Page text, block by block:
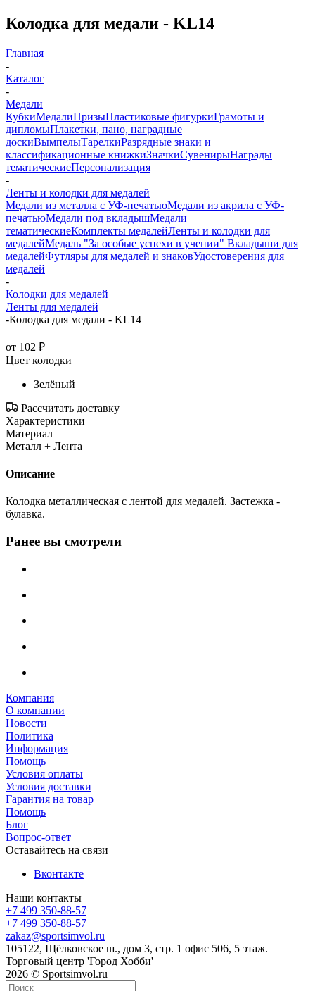
Колодка для медали - KL14
Главная
-
Каталог
-
Медали
КубкиМедалиПризыПластиковые фигуркиГрамоты и
дипломыПлакетки, пано, наградные
доскиВымпелыТарелкиРазрядные знаки и
классификационные книжкиЗначкиСувенирыНаграды
тематическиеПерсонализация
-
Ленты и колодки для медалей
Медали из металла с УФ-печатьюМедали из акрила с УФ-
печатьюМедали под вкладышМедали
тематическиеКомплекты медалейЛенты и колодки для
медалейМедаль "За особые успехи в учении" Вкладыши для
медалейФутляры для медалей и знаковУдостоверения для
медалей
-
Колодки для медалей
Ленты для медалей
-Колодка для медали - KL14
от 102 ₽
Цвет колодки
Зелёный
Рассчитать доставку
Характеристики
Материал
Металл + Лента
Описание
Колодка металлическая с лентой для медалей. Застежка -
булавка.
Ранее вы смотрели
Компания
О компании
Новости
Политика
Информация
Помощь
Условия оплаты
Условия доставки
Гарантия на товар
Помощь
Блог
Вопрос-ответ
Оставайтесь на связи
Вконтакте
Наши контакты
+7 499 350-88-57
+7 499 350-88-57
zakaz@sportsimvol.ru
105122, Щёлковское ш., дом 3, стр. 1 офис 506, 5 этаж.
Торговый центр 'Город Хобби'
2026 © Sportsimvol.ru